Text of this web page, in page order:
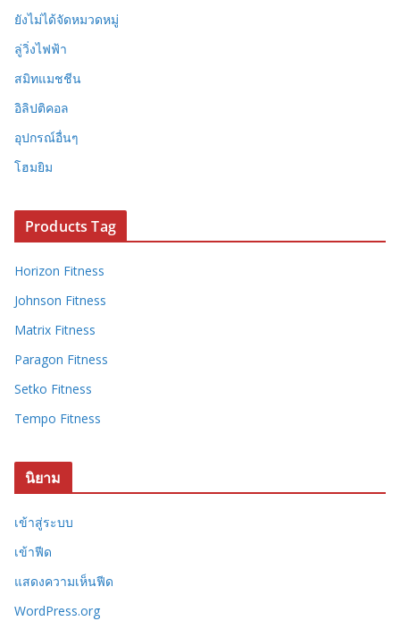
ยังไม่ได้จัดหมวดหมู่
ลู่วิ่งไฟฟ้า
สมิทแมชชีน
อิลิปติคอล
อุปกรณ์อื่นๆ
โฮมยิม
Products Tag
Horizon Fitness
Johnson Fitness
Matrix Fitness
Paragon Fitness
Setko Fitness
Tempo Fitness
นิยาม
เข้าสู่ระบบ
เข้าฟีด
แสดงความเห็นฟีด
WordPress.org